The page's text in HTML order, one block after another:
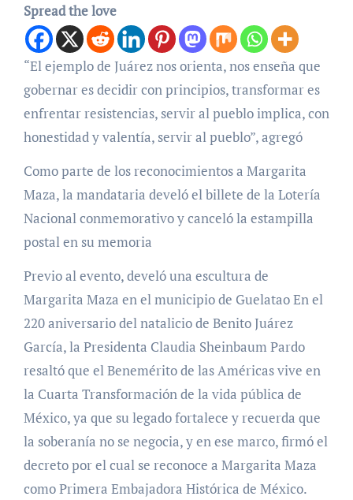
Spread the love
“El ejemplo de Juárez nos orienta, nos enseña que
gobernar es decidir con principios, transformar es
enfrentar resistencias, servir al pueblo implica, con
honestidad y valentía, servir al pueblo”, agregó
Como parte de los reconocimientos a Margarita
Maza, la mandataria develó el billete de la Lotería
Nacional conmemorativo y canceló la estampilla
postal en su memoria
Previo al evento, develó una escultura de
Margarita Maza en el municipio de Guelatao En el
220 aniversario del natalicio de Benito Juárez
García, la Presidenta Claudia Sheinbaum Pardo
resaltó que el Benemérito de las Américas vive en
la Cuarta Transformación de la vida pública de
México, ya que su legado fortalece y recuerda que
la soberanía no se negocia, y en ese marco, firmó el
decreto por el cual se reconoce a Margarita Maza
como Primera Embajadora Histórica de México.